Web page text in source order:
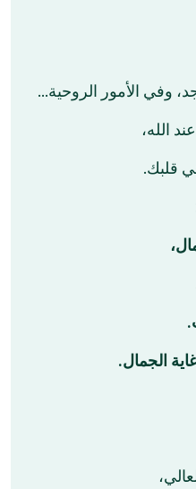
وفي الأمور الروحية…
الله،
قلبك.
الجمال.